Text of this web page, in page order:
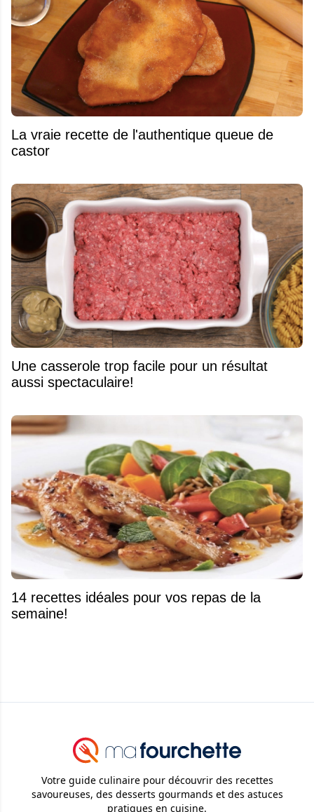
La vraie recette de l'authentique queue de
castor
Une casserole trop facile pour un résultat
aussi spectaculaire!
14 recettes idéales pour vos repas de la
semaine!
Votre guide culinaire pour découvrir des recettes
savoureuses, des desserts gourmands et des astuces
pratiques en cuisine.